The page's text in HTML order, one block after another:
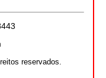
reservados.